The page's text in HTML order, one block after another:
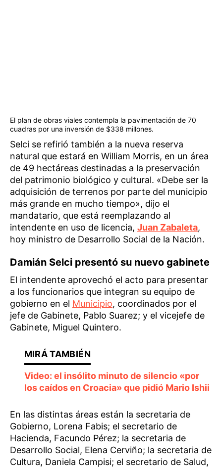
El plan de obras viales contempla la pavimentación de 70
cuadras por una inversión de $338 millones.
Selci se refirió también a la nueva reserva
natural que estará en William Morris, en un área
de 49 hectáreas destinadas a la preservación
del patrimonio biológico y cultural. «Debe ser la
adquisición de terrenos por parte del municipio
más grande en mucho tiempo», dijo el
mandatario, que está reemplazando al
intendente en uso de licencia, Juan Zabaleta,
hoy ministro de Desarrollo Social de la Nación.
Damián Selci presentó su nuevo gabinete
El intendente aprovechó el acto para presentar
a los funcionarios que integran su equipo de
gobierno en el Municipio, coordinados por el
jefe de Gabinete, Pablo Suarez; y el vicejefe de
Gabinete, Miguel Quintero.
Video: el insólito minuto de silencio «por
los caídos en Croacia» que pidió Mario Ishii
En las distintas áreas están la secretaria de
Gobierno, Lorena Fabis; el secretario de
Hacienda, Facundo Pérez; la secretaria de
Desarrollo Social, Elena Cerviño; la secretaria de
Cultura, Daniela Campisi; el secretario de Salud,